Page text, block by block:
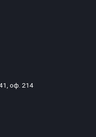
оф. 214